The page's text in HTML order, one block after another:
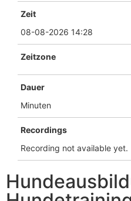
Zeit
08-08-2026 14:28
Zeitzone
Dauer
Minuten
Recordings
Recording not available yet.